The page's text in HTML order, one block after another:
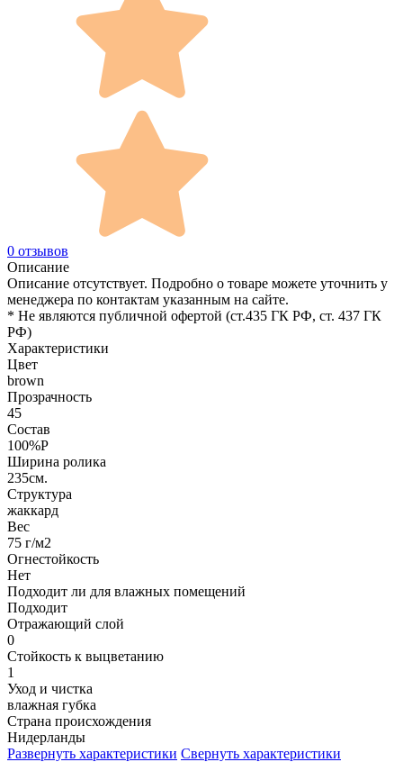
0 отзывов
Описание
Описание отсутствует. Подробно о товаре можете уточнить у
менеджера по контактам указанным на сайте.
* Не являются публичной офертой (ст.435 ГК РФ, cт. 437 ГК
РФ)
Характеристики
Цвет
brown
Прозрачность
45
Состав
100%P
Ширина ролика
235см.
Структура
жаккард
Вес
75 г/м2
Огнестойкость
Нет
Подходит ли для влажных помещений
Подходит
Отражающий слой
0
Стойкость к выцветанию
1
Уход и чистка
влажная губка
Страна происхождения
Нидерланды
Развернуть характеристики Свернуть характеристики